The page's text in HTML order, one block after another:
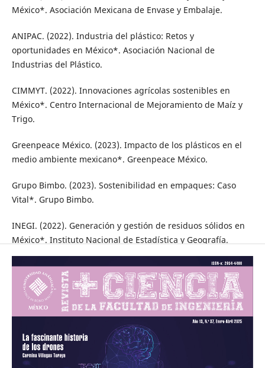
México*. Asociación Mexicana de Envase y Embalaje.
ANIPAC. (2022). Industria del plástico: Retos y
oportunidades en México*. Asociación Nacional de
Industrias del Plástico.
CIMMYT. (2022). Innovaciones agrícolas sostenibles en
México*. Centro Internacional de Mejoramiento de Maíz y
Trigo.
Greenpeace México. (2023). Impacto de los plásticos en el
medio ambiente mexicano*. Greenpeace México.
Grupo Bimbo. (2023). Sostenibilidad en empaques: Caso
Vital*. Grupo Bimbo.
INEGI. (2022). Generación y gestión de residuos sólidos en
México*. Instituto Nacional de Estadística y Geografía.
Plastics Recycling Conference. (2023). Tendencias en
reciclaje de plásticos: América Latina*. Plastics Recycling
Conference.